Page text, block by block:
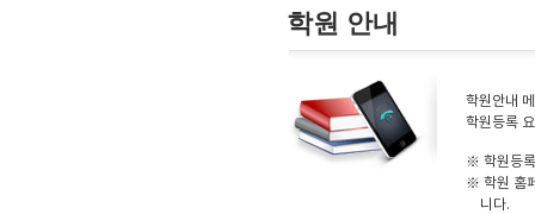
학원 안내
학원안내
학원등록
※ 학원등록
※ 학원 홈
니다.